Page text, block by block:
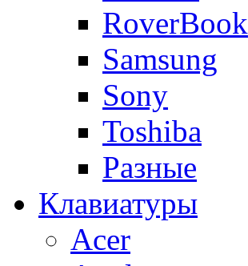
RoverBook
Samsung
Sony
Toshiba
Разные
Клавиатуры
Acer